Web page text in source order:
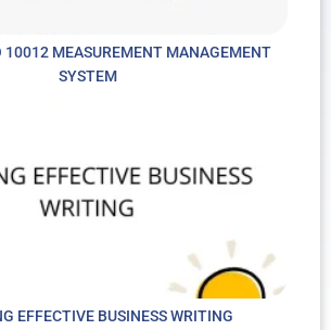
10012 MEASUREMENT MANAGEMENT
SYSTEM
EFFECTIVE BUSINESS WRITING